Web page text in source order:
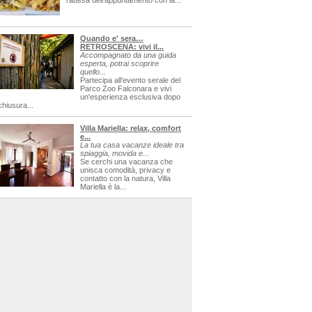
Quando e' sera…
RETROSCENA: vivi il...
Accompagnato da una guida
esperta, potrai scoprire
quello...
Partecipa all'evento serale del
Parco Zoo Falconara e vivi
un'esperienza esclusiva dopo
Villa Mariella: relax, comfort
e...
La tua casa vacanze ideale tra
spiaggia, movida e...
Se cerchi una vacanza che
unisca comodità, privacy e
contatto con la natura, Villa
Mariella è la...